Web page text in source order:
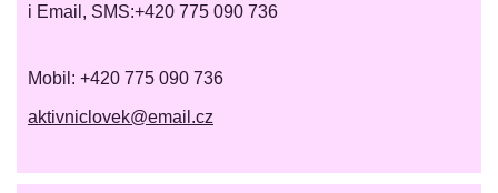
i Email, SMS:+420 775 090 736
Mobil: +420 775 090 736
aktivniclovek@email.cz